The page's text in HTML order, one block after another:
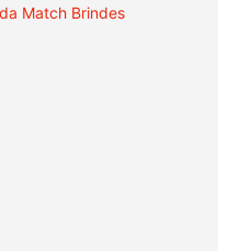
Match Brindes